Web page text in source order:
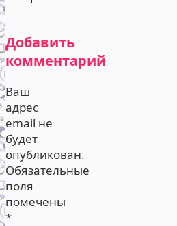
Добавить
комментарий
Ваш
адрес
email не
будет
опубликован.
Обязательные
поля
помечены
*